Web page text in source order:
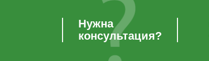
Нужна
консультация?